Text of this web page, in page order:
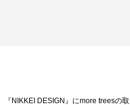
『NIKKEI DESIGN』にmore treesの